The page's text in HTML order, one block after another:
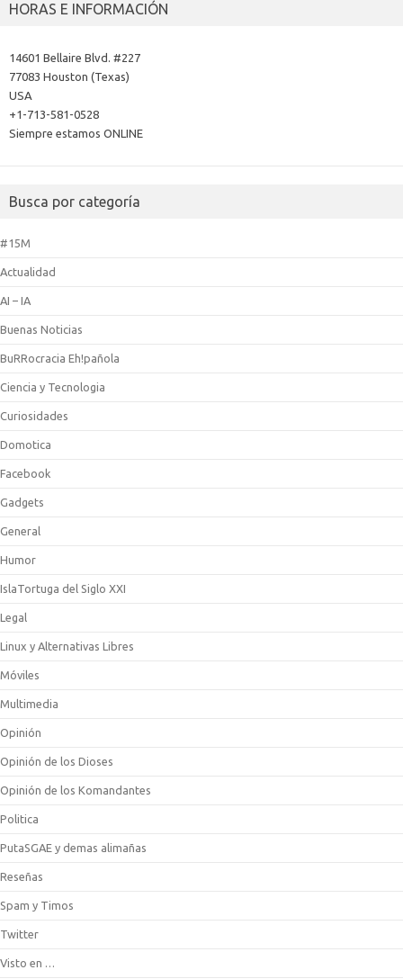
HORAS E INFORMACIÓN
14601 Bellaire Blvd. #227
77083 Houston (Texas)
USA
+1-713-581-0528
Siempre estamos ONLINE
Busca por categoría
#15M
Actualidad
AI – IA
Buenas Noticias
BuRRocracia Eh!pañola
Ciencia y Tecnologia
Curiosidades
Domotica
Facebook
Gadgets
General
Humor
IslaTortuga del Siglo XXI
Legal
Linux y Alternativas Libres
Móviles
Multimedia
Opinión
Opinión de los Dioses
Opinión de los Komandantes
Politica
PutaSGAE y demas alimañas
Reseñas
Spam y Timos
Twitter
Visto en …